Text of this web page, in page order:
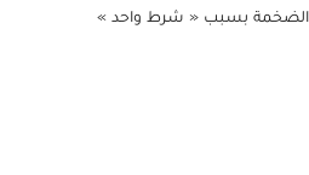
الضخمة بسبب « شرط واحد »